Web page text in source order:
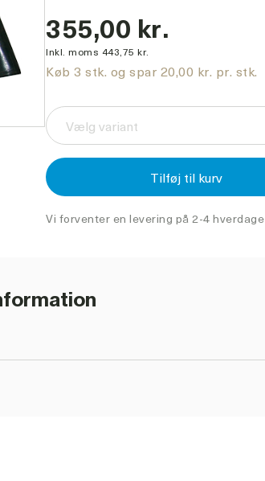
355,00 kr.
Inkl. moms 443,75 kr.
Køb 3 stk. og spar 20,00 kr. pr. stk.
Vælg variant
Tilføj til kurv
Vi forventer en levering på 2-4 hverdage